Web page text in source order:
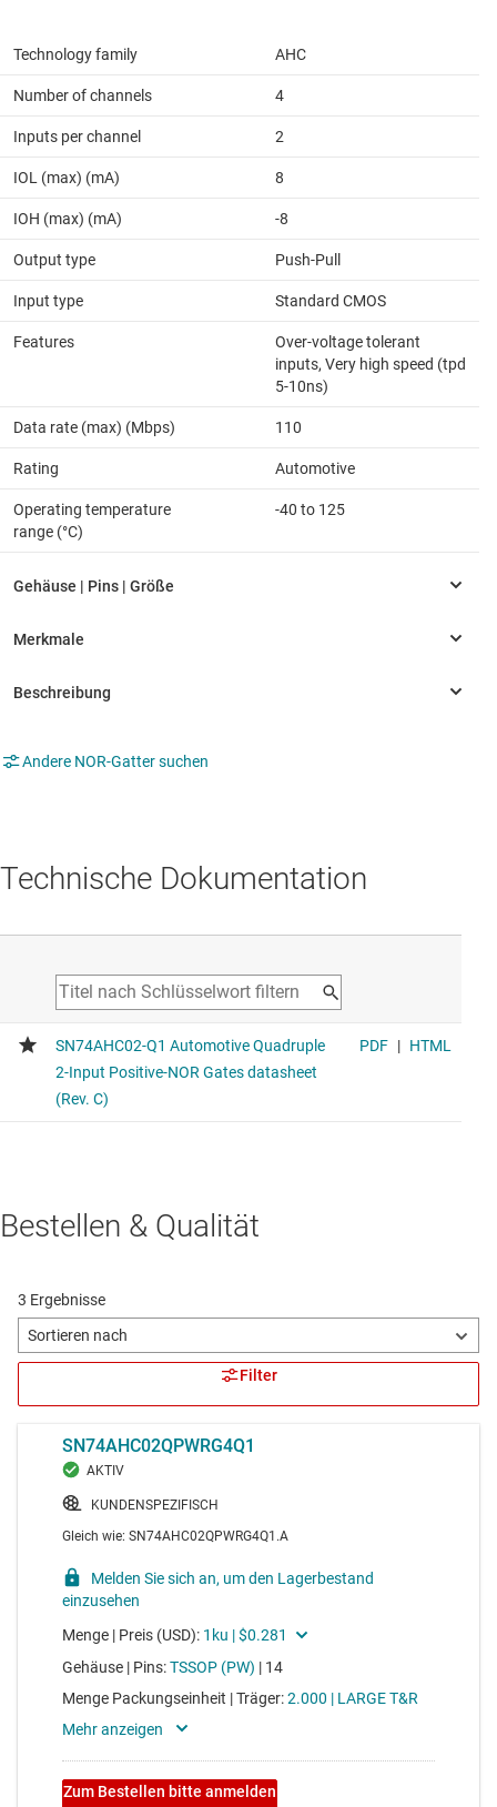
Technology family AHC
Number of channels 4
Inputs per channel 2
IOL (max) (mA) 8
IOH (max) (mA) -8
Output type Push-Pull
Input type Standard CMOS
Features
Over-voltage tolerant
inputs, Very high speed (tpd
5-10ns)
Data rate (max) (Mbps) 110
Rating Automotive
Operating temperature
range (°C)
-40 to 125
Andere NOR-Gatter suchen
Technische Dokumentation
Bestellen & Qualität